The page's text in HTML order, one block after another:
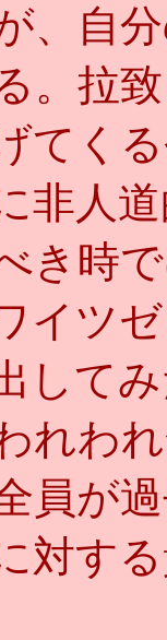
、自
。拉
てく
非人
き時
イツ
して
れわ
員が
対す